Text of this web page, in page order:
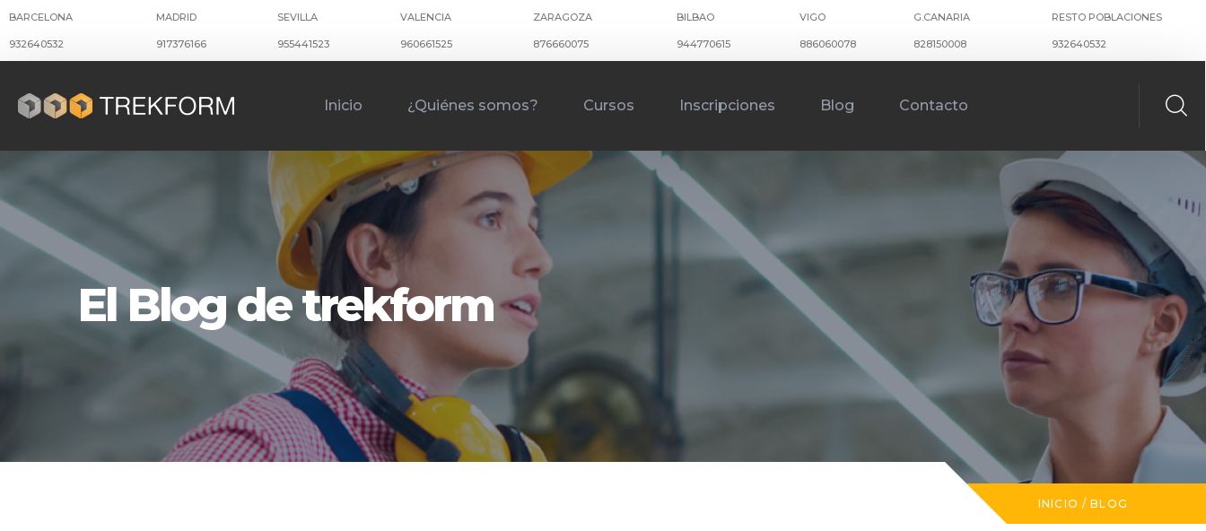
BARCELONA
932640532
MADRID
917376166
SEVILLA
955441523
VALENCIA
960661525
ZARAGOZA
876660075
BILBAO
944770615
VIGO
886060078
G.CANARIA
828150008
RESTO POBLACIONES
932640532
Inicio ¿Quiénes somos? Cursos Inscripciones Blog Contacto
El Blog de trekform
INICIO / BLOG